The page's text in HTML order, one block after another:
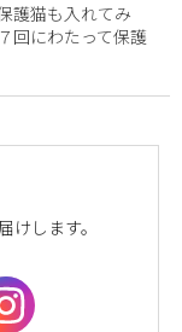
護猫も入れてみ
回にわたって保護
します。